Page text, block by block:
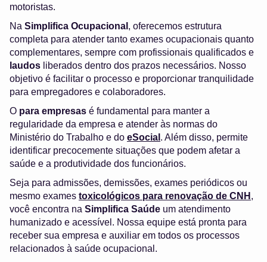
motoristas.
Na Simplifica Ocupacional , oferecemos estrutura
completa para atender tanto exames ocupacionais quanto
complementares, sempre com profissionais qualificados e
laudos liberados dentro dos prazos necessários. Nosso
objetivo é facilitar o processo e proporcionar tranquilidade
para empregadores e colaboradores.
O para empresas é fundamental para manter a
regularidade da empresa e atender às normas do
Ministério do Trabalho e do eSocial . Além disso, permite
identificar precocemente situações que podem afetar a
saúde e a produtividade dos funcionários.
Seja para admissões, demissões, exames periódicos ou
mesmo exames toxicológicos para renovação de CNH ,
você encontra na Simplifica Saúde um atendimento
humanizado e acessível. Nossa equipe está pronta para
receber sua empresa e auxiliar em todos os processos
relacionados à saúde ocupacional.